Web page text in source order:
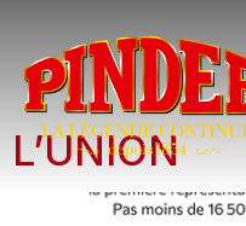
NON
L’UNION